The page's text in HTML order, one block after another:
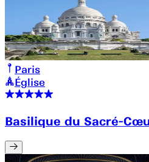
Paris
Église
Basilique du Sacré-